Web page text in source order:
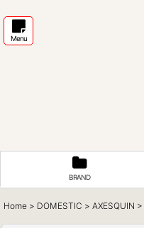
Menu
BRAND
Home > DOMESTIC > AXESQUIN >